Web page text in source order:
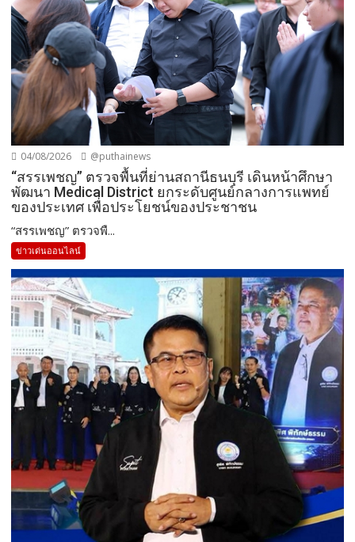
04/08/2026 @puthainews
“สรรเพชญ” ตรวจพื้นที่ย่านสถานีธนบุรี เดินหน้าศึกษา
พัฒนา Medical District ยกระดับศูนย์กลางการแพทย์
ของประเทศ เพื่อประโยชน์ของประชาชน
“สรรเพชญ” ตรวจพื...
ข่าวเด่นออนไลน์